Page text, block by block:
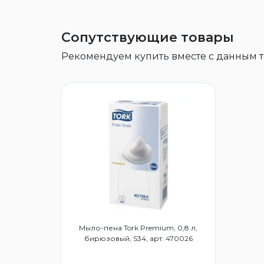
Сопутствующие товары
Рекомендуем купить вместе с данным
Мыло-пена Tork Premium, 0,8 л,
бирюзовый, S34, арт. 470026